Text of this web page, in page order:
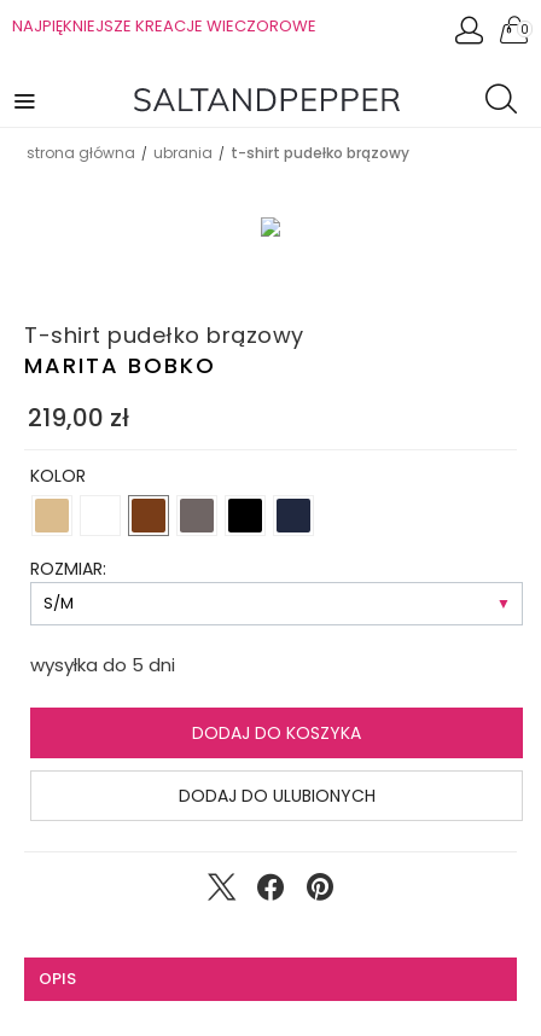
NAJPIĘKNIEJSZE KREACJE WIECZOROWE 0
strona główna / ubrania / t-shirt pudełko brązowy
T-shirt pudełko brązowy
MARITA BOBKO
219,00 zł
KOLOR
ROZMIAR:
wysyłka do 5 dni
DODAJ DO KOSZYKA
DODAJ DO ULUBIONYCH
OPIS